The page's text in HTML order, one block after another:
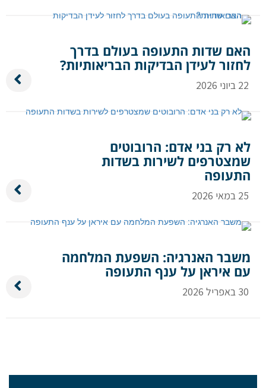
האם שדות התעופה בעולם בדרך
לחזור לעידן הבדיקות הבריאותיות?
22 ביוני 2026
לא רק בני אדם: הרובוטים
שמצטרפים לשירות בשדות
התעופה
25 במאי 2026
משבר האנרגיה: השפעת המלחמה
עם איראן על ענף התעופה
30 באפריל 2026